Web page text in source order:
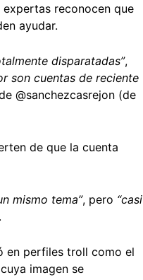
reconocen que
ayudar.
disparatadas”,
son cuentas de reciente
@sanchezcasrejon (de
de que la cuenta
mismo tema”, pero “casi
en perfiles troll como el
imagen se